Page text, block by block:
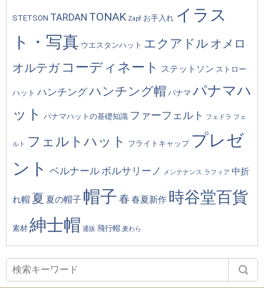
STETSON TARDAN TONAK Zapf お手入れ イラス
ト・写真 ウエスタンハット エクアドル オメロ
オルテガ コーディネート ステットソン ストロー
ハット ハンチングハンチング帽 パナマ パナマハ
ット
パナマハットの基礎知識 ファーフェルト フェドラ フェ
ルト フェルトハット フライトキャップ プレゼ
ント ベルナールボルサリーノ メンテナンス ラフィア 中折
れ帽 夏 夏の帽子 帽子春 春夏新作 時谷堂百貨
素材 紳士帽 通販 飛行帽 麦わら